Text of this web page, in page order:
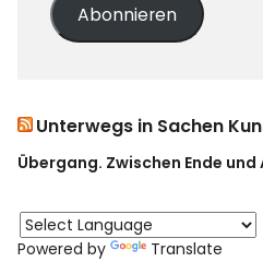
Abonnieren
Unterwegs in Sachen
Übergang. Zwischen Ende
Powered by Translate